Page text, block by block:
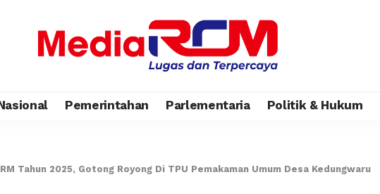
Pemerintahan Parlementaria Politik & Hukum
Tahun 2025, Gotong Royong Di TPU Pemakaman Umum Desa Kedungwaru